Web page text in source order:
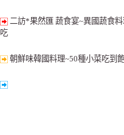
二訪*果然匯 蔬食宴~異國蔬食
吃
朝鮮味韓國料理~50種小菜吃到